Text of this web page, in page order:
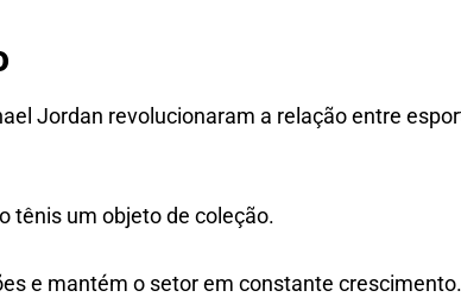
Jordan revolucionaram a relação entre
tênis um objeto de coleção.
e mantém o setor em constante crescimento.